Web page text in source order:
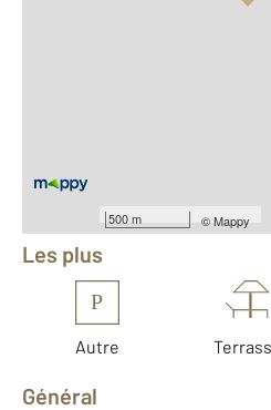
500 m ©Mappy
Équipements
Les plus
P
Autre
Général